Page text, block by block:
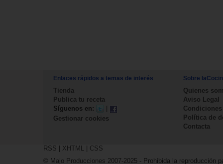
Enlaces rápidos a temas de interés
Tienda
Publica tu receta
Síguenos en:
Gestionar cookies
Sobre
Quienes
Aviso Legal
Política de
Contacta
RSS XHTML
CSS
© Majo Producciones 2007-2025 - Prohibida la reproducción